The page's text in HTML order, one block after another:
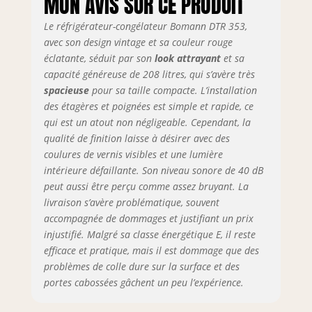
appareil classé E
avec éclairage
intérieur, finition
blanche
Le réfrigérateur-congélateur Bomann DTR 353,
avec son design vintage et sa couleur rouge
éclatante, séduit par son look attrayantet sa
capacité généreuse de 208 litres, qui s’avère très
spacieusepour sa taille compacte. L’installation
des étagères et poignées est simple et rapide, ce
qui est un atout non négligeable. Cependant, la
qualité de finition laisse à désirer avec des
coulures de vernis visibles et une lumière
intérieure défaillante. Son niveau sonore de 40 dB
peut aussi être perçu comme assez bruyant. La
livraison s’avère problématique, souvent
accompagnée de dommages et justifiant un prix
injustifié. Malgré sa classe énergétique E, il reste
efficace et pratique, mais il est dommage que des
problèmes de colle dure sur la surface et des
portes cabossées gâchent un peu l’expérience.